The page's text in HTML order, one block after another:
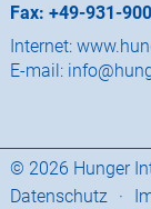
Fax: +49-931-
Internet:
E-mail:
© 2026 Hunger
Datenschutz
·